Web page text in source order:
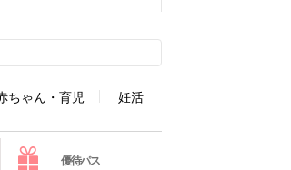
ちゃん・育児 妊活
優待パス